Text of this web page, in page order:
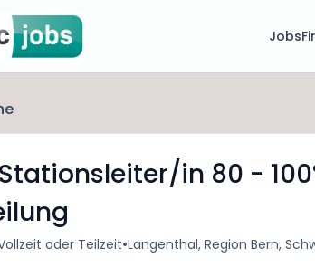
Jobs
in 80 -
oder Teilzeit•Langenthal, Region Bern,